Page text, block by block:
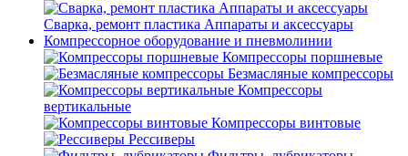
Сварка, ремонт пластика Аппараты и аксессуары
Компрессорное оборудование и пневмолинии
Компрессоры поршневые
Безмасляные компрессоры
Компрессоры
вертикальные
Компрессоры винтовые
Рессиверы